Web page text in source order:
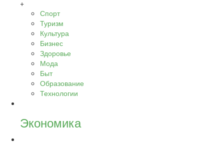
+
Спорт
Туризм
Культура
Бизнес
Здоровье
Мода
Быт
Образование
Технологии
Экономика